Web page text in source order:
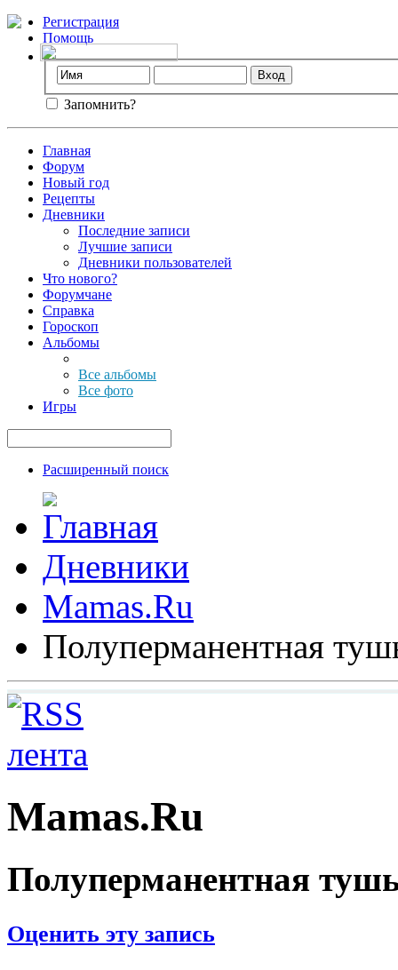
Регистрация
Помощь
Запомнить?
Главная
Форум
Новый год
Рецепты
Дневники
Последние записи
Лучшие записи
Дневники пользователей
Что нового?
Форумчане
Справка
Гороскоп
Альбомы
Все альбомы
Все фото
Игры
Расширенный поиск
Дневники
Mamas.Ru
Полуперманентная
Mamas.Ru
Полуперманентная
Оценить эту запись